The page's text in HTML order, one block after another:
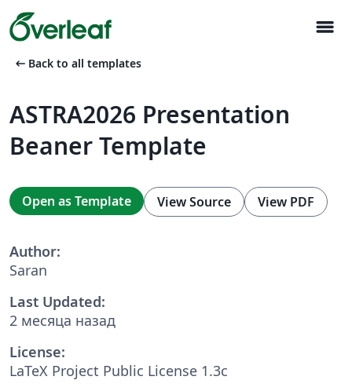
menu
arrow_left_alt Back to all templates
ASTRA2026 Presentation
Beaner Template
Open as Template View Source View PDF
Author:
Saran
Last Updated:
2 месяца назад
License:
LaTeX Project Public License 1.3c